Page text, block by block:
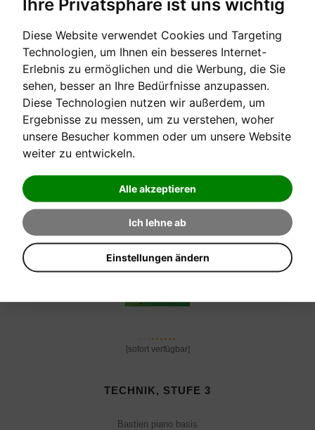
Ihre Privatsphäre ist uns wichtig
Diese Website verwendet Cookies und Targeting
Technologien, um Ihnen ein besseres Internet-
Erlebnis zu ermöglichen und die Werbung, die Sie
sehen, besser an Ihre Bedürfnisse anzupassen.
Diese Technologien nutzen wir außerdem, um
Ergebnisse zu messen, um zu verstehen, woher
unsere Besucher kommen oder um unsere Website
weiter zu entwickeln.
Alle akzeptieren
Ich lehne ab
Einstellungen ändern
[sofort verfügbar]
PERFORMANCE LEVEL 4
Verkaufspreis:
[sofort verfügbar]
TECHNIK, STUFE 3
Bastien piano basis